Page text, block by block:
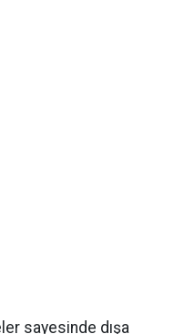
sayesinde dışa